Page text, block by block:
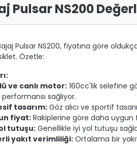
Pulsar NS200
Pulsar NS200, fiyatına göre
Özetle:
ve canlı motor:160cc'lik selefine
sağlıyor.
tasarım: Göz alıcı ve sportif
fiyat: Rakiplerine göre daha uygun
tutuşu: Genellikle iyi yol tutuşu
yakıt verimliliği:Ortalama bir